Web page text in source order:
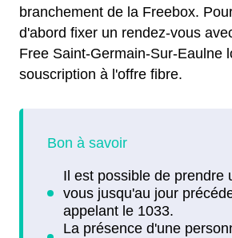
branchement de la Freebox.
d'abord fixer un rendez-vous
Free Saint-Germain-Sur-Eaulne
souscription à l'offre fibre.